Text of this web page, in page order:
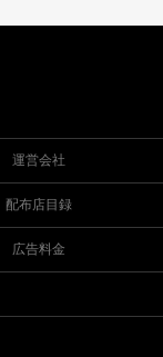
運営会社
配布店目録
広告料金